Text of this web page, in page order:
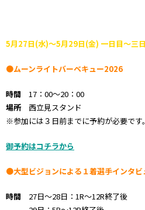
5月27日(水)～5月29日(金) 一日目～三
●ムーンライトバーベキュー2026
時間 17：00～20：00
場所西立見スタンド
※参加には３日前までに予約が必要です。
御予約はコチラから
●大型ビジョンによる１着選手インタビ
時間 27日～28日：1R～12R終了後